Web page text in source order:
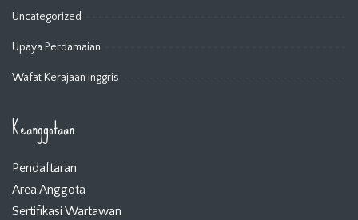
Uncategorized
Upaya Perdamaian
Wafat Kerajaan Inggris
Keanggotaan
Pendaftaran
Area Anggota
Sertifikasi Wartawan